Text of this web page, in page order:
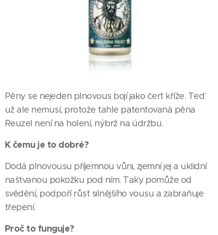
Pěny se nejeden plnovous bojí jako čert kříže. Teď
už ale nemusí, protože tahle patentovaná pěna
Reuzel není na holení, nýbrž na údržbu.
K čemu je to dobré?
Dodá plnovousu příjemnou vůni, zjemní jej a uklidní
naštvanou pokožku pod ním. Taky pomůže od
svědění, podpoří růst silnějšího vousu a zabraňuje
třepení.
Proč to funguje?